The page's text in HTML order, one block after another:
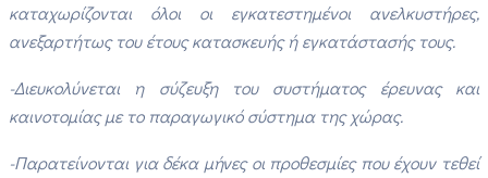
καταχωρίζονται όλοι οι εγκατεστημένοι ανελκυστήρες,
ανεξαρτήτως του έτους κατασκευής ή εγκατάστασής τους.
-Διευκολύνεται η σύζευξη του συστήματος έρευνας και
καινοτομίας με το παραγωγικό σύστημα της χώρας.
-Παρατείνονται για δέκα μήνες οι προθεσμίες που έχουν τεθεί